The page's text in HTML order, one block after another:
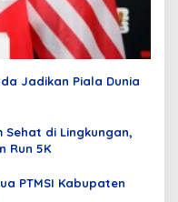
Jadikan Piala Dunia
Sehat di Lingkungan,
Run 5K
PTMSI Kabupaten